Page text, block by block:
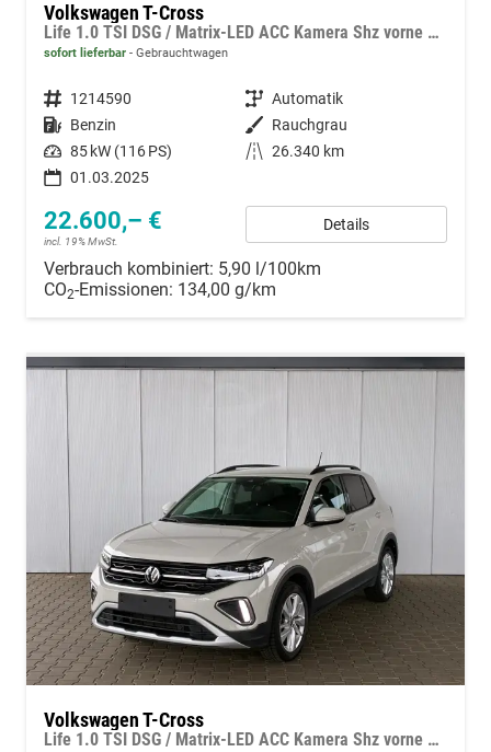
Volkswagen T-Cross
Life 1.0 TSI DSG / Matrix-LED ACC Kamera Shz vorne Apple Carplay Alu 17'' Winterreifen
sofort lieferbar Gebrauchtwagen
Fahrzeugnummer 1214590 Getriebe Automatik
Kraftstoff Benzin Außenfarbe Rauchgrau
Leistung 85 kW (116 PS) Kilometerstand 26.340 km
01.03.2025
22.600,– €
incl. 19% MwSt.
Details
Verbrauch kombiniert: 5,90 l/100km
CO2-Emissionen: 134,00 g/km
Volkswagen T-Cross
Life 1.0 TSI DSG / Matrix-LED ACC Kamera Shz vorne Apple Carplay Alu 17'' Winterreifen